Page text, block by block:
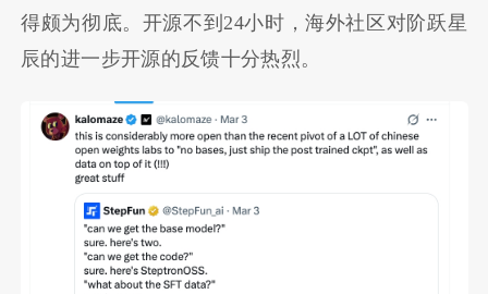
得颇为彻底。开源不到24小时，海外社区对阶跃星
辰的进一步开源的反馈十分热烈。